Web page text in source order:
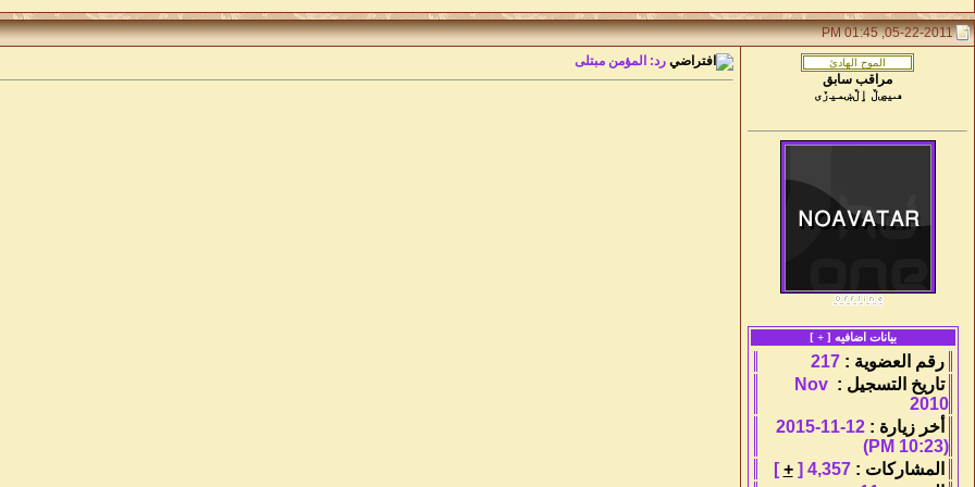
05-22-2011, 01:45 PM
مراقب سابق
ڡیڝڵ ٳڵښمیڒی
بيانات اضافيه [+
]
رقم العضوية : 217
تاريخ التسجيل :Nov
2010
أخر زيارة :
12-11-2015
(10:23 PM)
المشاركات : 4,357 [
+
]
رد: المؤمن مبتلى